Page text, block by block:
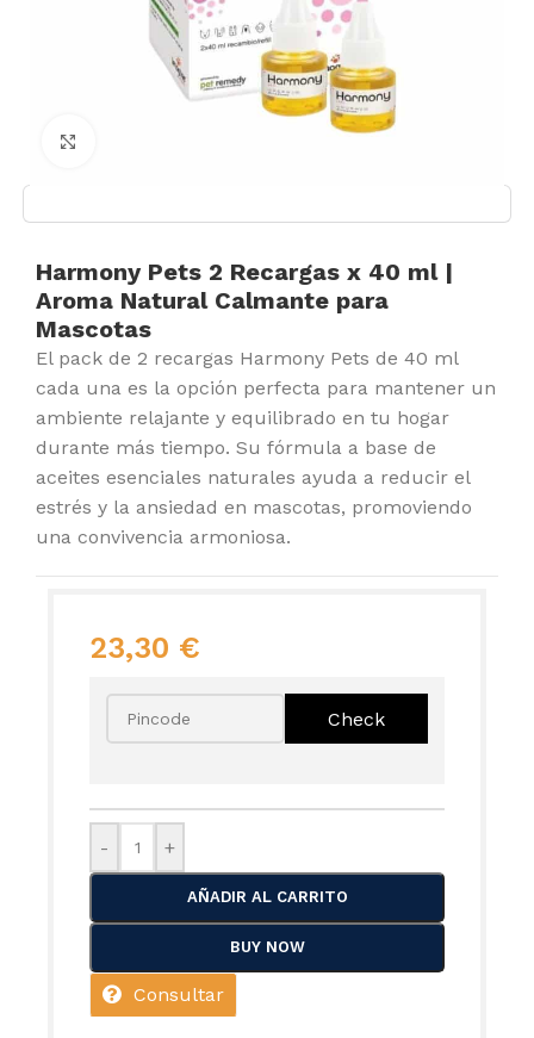
Harmony Pets 2 Recargas x 40 ml |
Aroma Natural Calmante para
Mascotas
El pack de 2 recargas Harmony Pets de 40 ml
cada una es la opción perfecta para mantener un
ambiente relajante y equilibrado en tu hogar
durante más tiempo. Su fórmula a base de
aceites esenciales naturales ayuda a reducir el
estrés y la ansiedad en mascotas, promoviendo
una convivencia armoniosa.
23,30 €
- +
AÑADIR AL CARRITO
BUY NOW
Consultar